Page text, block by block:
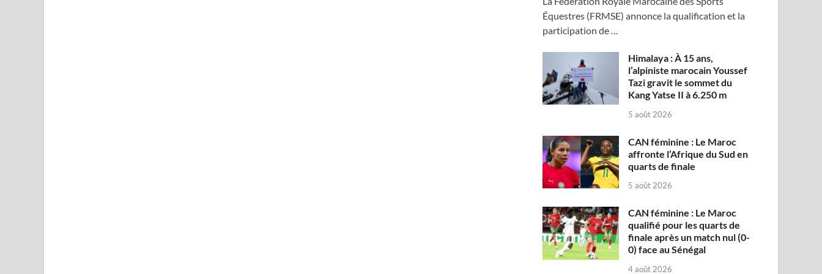
Équestres (FRMSE) annonce la qualification et la
participation de …
Himalaya : À 15 ans,
l’alpiniste marocain Youssef
Tazi gravit le sommet du
Kang Yatse II à 6.250 m
5 août 2026
CAN féminine : Le Maroc
affronte l’Afrique du Sud en
quarts de finale
5 août 2026
CAN féminine : Le Maroc
qualifié pour les quarts de
finale après un match nul (0-
0) face au Sénégal
4 août 2026